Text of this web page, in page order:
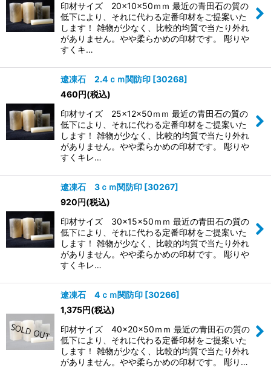
印材サイズ 20×10×50ｍｍ 最近の青田石の質の
低下により、それに代わる定番印材をご提案いた
します！ 雑物が少なく、比較的均質で当たり外れ
がありません。やや柔らかめの印材です。 彫りや
すくキ…
遼凍石 2.4ｃｍ関防印 [30268]
460円(税込)
印材サイズ 25×12×50ｍｍ 最近の青田石の質の
低下により、それに代わる定番印材をご提案いた
します！ 雑物が少なく、比較的均質で当たり外れ
がありません。やや柔らかめの印材です。 彫りや
すくキレ…
遼凍石 3ｃｍ関防印 [30267]
920円(税込)
印材サイズ 30×15×50ｍｍ 最近の青田石の質の
低下により、それに代わる定番印材をご提案いた
します！ 雑物が少なく、比較的均質で当たり外れ
がありません。やや柔らかめの印材です。 彫りや
すくキレ…
遼凍石 4ｃｍ関防印 [30266]
1,375円(税込)
印材サイズ 40×20×50ｍｍ 最近の青田石の質の
低下により、それに代わる定番印材をご提案いた
します！ 雑物が少なく、比較的均質で当たり外れ
がありません。やや柔らかめの印材です。 彫り…